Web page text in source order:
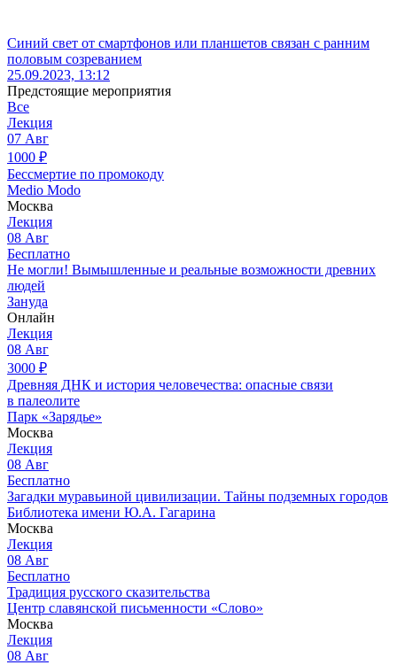
Синий свет от смартфонов или планшетов связан с ранним
половым созреванием
25.09.2023, 13:12
Предстоящие мероприятия
Все
Лекция
07 Авг
1000 ₽
Бессмертие по промокоду
Medio Modo
Москва
Лекция
08 Авг
Бесплатно
Не могли! Вымышленные и реальные возможности древних
людей
Зануда
Онлайн
Лекция
08 Авг
3000 ₽
Древняя ДНК и история человечества: опасные связи
в палеолите
Парк «Зарядье»
Москва
Лекция
08 Авг
Бесплатно
Загадки муравьиной цивилизации. Тайны подземных городов
Библиотека имени Ю.А. Гагарина
Москва
Лекция
08 Авг
Бесплатно
Традиция русского сказительства
Центр славянской письменности «Слово»
Москва
Лекция
08 Авг